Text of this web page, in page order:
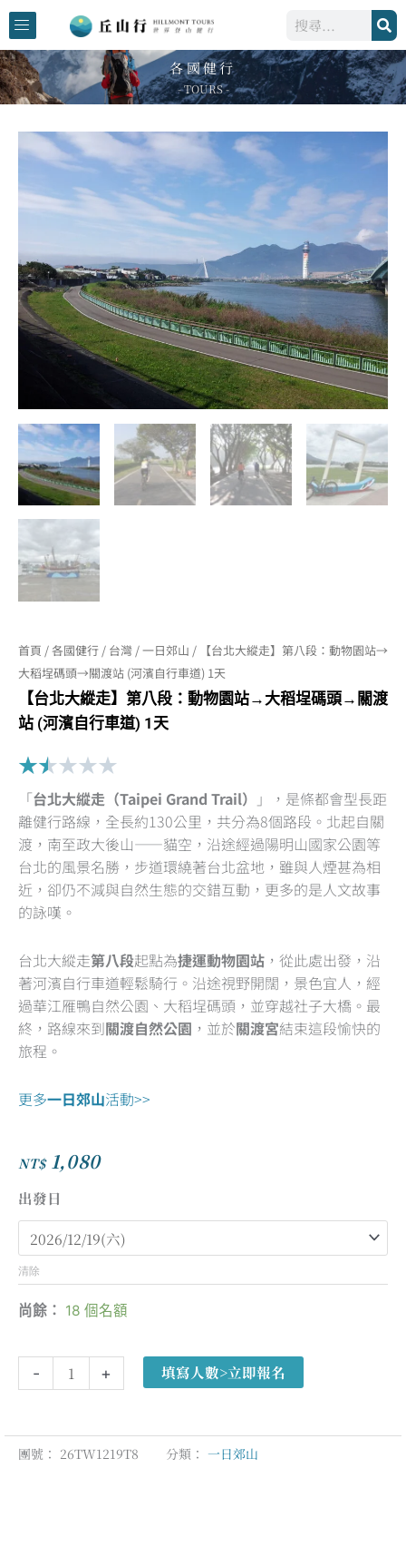
跳
至
主
要
內
搜
各國健行
- TOURS -
首頁 /各國健行 / 台灣 /一日郊山 / 【台北大縱走】第八段：動物園站→
大稻埕碼頭→關渡站 (河濱自行車道) 1天
【台北大縱走】第八段：動物園站→大稻埕碼頭→關渡
站 (河濱自行車道) 1天
★★★★★
1.5
out
of
5
「台北大縱走（Taipei Grand Trail） 」，是條都會型長距
離健行路線，全長約130公里，共分為8個路段。北起自關
渡，南至政大後山——貓空，沿途經過陽明山國家公園等
台北的風景名勝，步道環繞著台北盆地，雖與人煙甚為相
近，卻仍不減與自然生態的交錯互動，更多的是人文故事
的詠嘆。
台北大縱走第八段起點為捷運動物園站 ，從此處出發，沿
著河濱自行車道輕鬆騎行。沿途視野開闊，景色宜人，經
過華江雁鴨自然公園、大稻埕碼頭，並穿越社子大橋。最
終，路線來到關渡自然公園 ，並於關渡宮結束這段愉快的
旅程。
更多一日郊山活動>>
NT$ 1,080
出發日
清除
尚餘： 18 個名額
-
【台
北
大
縱
第
段：
動
站
+ 填寫人數>立即報名
團號： 26TW1219T8 分類： 一日郊山